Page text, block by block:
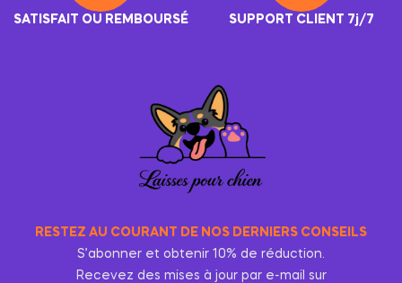
SATISFAIT OU REMBOURSÉ SUPPORT CLIENT 7j/7
RESTEZ AU COURANT DE NOS DERNIERS CONSEILS
S’abonner et obtenir 10% de réduction.
Recevez des mises à jour par e-mail sur